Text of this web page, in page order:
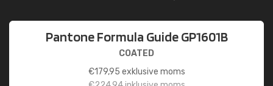
Pantone Formula Guide GP1601B
COATED
€179,95 exklusive moms